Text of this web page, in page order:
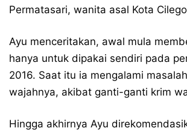
Permatasari, wanita asal Kota
Ayu menceritakan, awal mula
hanya untuk dipakai sendiri pada
2016. Saat itu ia mengalami
wajahnya, akibat ganti-ganti krim
Hingga akhirnya Ayu